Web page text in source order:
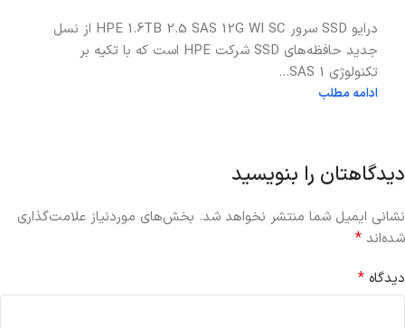
درایو SSD سرور HPE 1.6TB 2.5 SAS 12G WI SC از نسل
جدید حافظه‌های SSD شرکت HPE است که با تکیه بر
تکنولوژی SAS 1...
ادامه مطلب
دیدگاهتان را بنویسید
نشانی ایمیل شما منتشر نخواهد شد. بخش‌های موردنیاز علامت‌گذاری
شده‌اند *
دیدگاه *